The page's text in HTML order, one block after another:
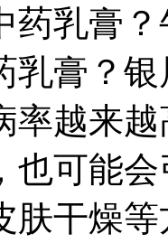
药乳膏
乳膏？
率越来
也可能
肤干燥